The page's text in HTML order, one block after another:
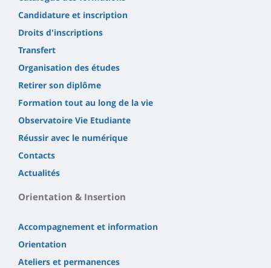
Candidature et inscription
Droits d'inscriptions
Transfert
Organisation des études
Retirer son diplôme
Formation tout au long de la vie
Observatoire Vie Etudiante
Réussir avec le numérique
Contacts
Actualités
Orientation & Insertion
Accompagnement et information
Orientation
Ateliers et permanences